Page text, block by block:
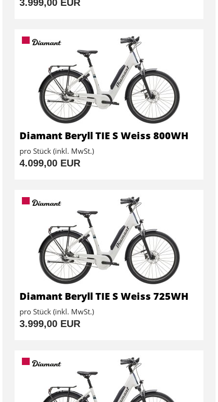
3.999,00 EUR
Diamant Beryll TIE S Weiss 800WH
pro Stück (inkl. MwSt.)
4.099,00 EUR
Diamant Beryll TIE S Weiss 725WH
pro Stück (inkl. MwSt.)
3.999,00 EUR